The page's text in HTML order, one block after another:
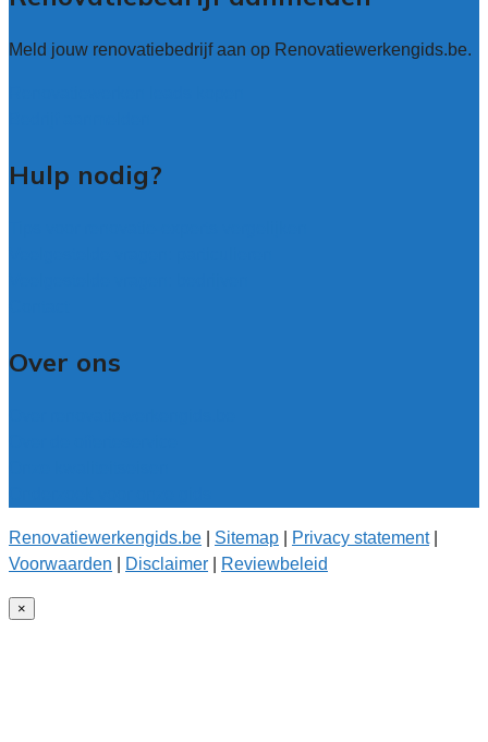
Meld jouw renovatiebedrijf aan op Renovatiewerkengids.be.
Hulp nodig?
Over ons
Renovatiewerkengids.be Sitemap Privacy statement|
Voorwaarden
Disclaimer Reviewbeleid
×